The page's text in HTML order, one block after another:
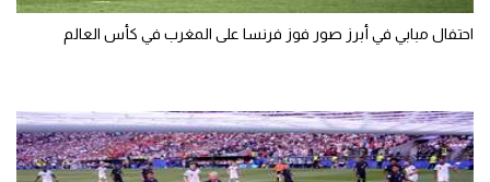
احتفال مبابي في أبرز صور فوز فرنسا على المغرب في كأس العالم